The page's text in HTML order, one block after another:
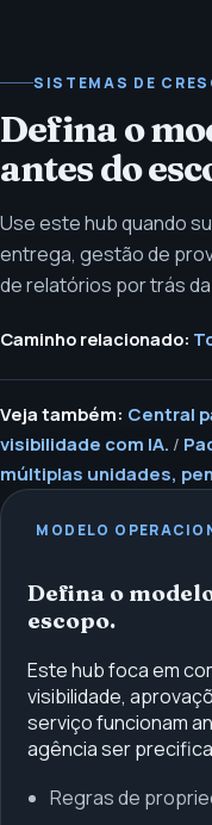
SISTEMAS DE
Defina o
antes do
Use este hub quando
entrega, gestão de
de relatórios por trás
Caminho relacionado:
Veja também: Central
visibilidade com IA. /
múltiplas unidades,
MODELO
Defina o
escopo.
Este hub foca em
visibilidade,
serviço funcionam
agência ser
Regras de